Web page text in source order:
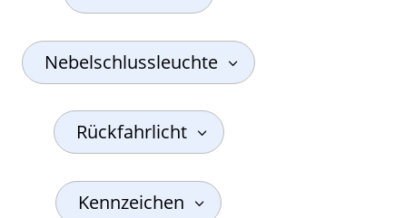
Nebelschlussleuchte
Rückfahrlicht
Kennzeichen